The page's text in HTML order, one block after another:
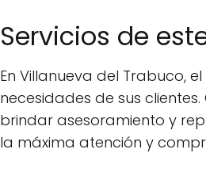
Servicios de
En Villanueva del Trabuco,
necesidades de sus
brindar asesoramiento y
la máxima atención y